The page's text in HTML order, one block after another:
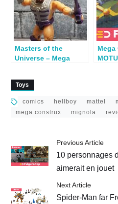
Construx : Man-at-
Arms Photoshoot{:}
Masters of the
Universe – Mega
Fisto
Mega
Toys
comics hellboy mattel
mega construx
mignola
Previous Article
10 personnages
aimerait en jouet
Next Article
Spider-Man far